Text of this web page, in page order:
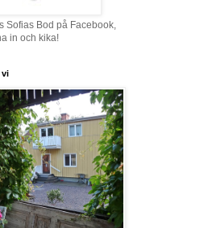
Sofias Bod på Facebook,
in och kika!
vi